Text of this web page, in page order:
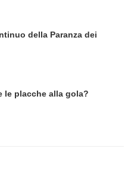
della Paranza dei
le placche alla gola?